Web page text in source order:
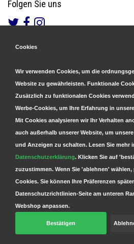
Folgen Sie uns
© Copyright 2026 Parts4GSM -
Cookies
Wir verwenden Cookies, um die
Website zu gewährleisten. Funktionale
Zusätzlich zu funktionalen Cookies
Werbe-Cookies, um Ihre Erfahrung in
Mit Cookies analysieren wir Ihr Verhalten
auch außerhalb unserer Website, um
und Anzeigen zu schalten. Lesen Sie mehr
Datenschutzerklärung. Klicken Sie auf
zuzustimmen. Wenn Sie 'ablehnen'
Cookies. Sie können Ihre Präferenzen
Datenschutzrichtlinien-Seite am unteren
Webshop anpassen.
Bestätigen